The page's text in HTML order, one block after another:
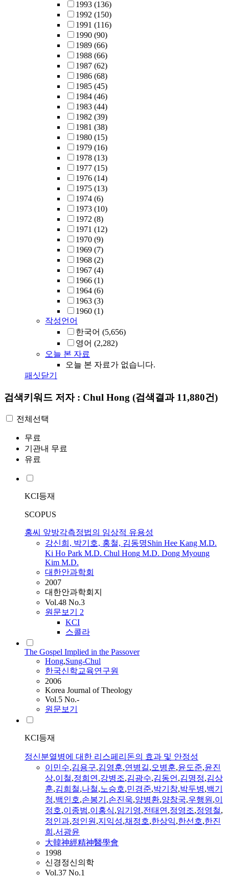
1993 (136)
1992 (150)
1991 (116)
1990 (90)
1989 (66)
1988 (66)
1987 (62)
1986 (68)
1985 (45)
1984 (46)
1983 (44)
1982 (39)
1981 (38)
1980 (15)
1979 (16)
1978 (13)
1977 (15)
1976 (14)
1975 (13)
1974 (6)
1973 (10)
1972 (8)
1971 (12)
1970 (9)
1969 (7)
1968 (2)
1967 (4)
1966 (1)
1964 (6)
1963 (3)
1960 (1)
작성언어
한국어 (5,656)
영어 (2,282)
오늘 본 자료
오늘 본 자료가 없습니다.
패싯닫기
검색키워드 저자 : Chul Hong (검색결과 11,880건)
전체선택
무료
기관내 무료
유료
KCI등재
SCOPUS
홍씨 앞방각측정법의 임상적 유용성
강신희, 박기호, 홍철, 김동명Shin Hee Kang M.D.
Ki Ho Park M.D. Chul Hong M.D. Dong Myoung
Kim M.D.
대한안과학회
2007
대한안과학회지
Vol.48 No.3
원문보기 2
KCI
스콜라
The Gospel Implied in the Passover
Hong,Sung-Chul
한국신학교육연구원
2006
Korea Journal of Theology
Vol.5 No.-
원문보기
KCI등재
정신분열병에 대한 리스페리돈의 효과 및 안정성
이민수,김용구,김영훈,연병길,오병훈,윤도준,윤진
상,이철,정희연,강병조,김광수,김동언,김명정,김상
훈,김희철,나철,노승호,민경준,박기창,박두병,백기
청,백인호,손봉기 ,손진욱,양병환,양창국,우행원,이
정호,이종범,이홍식,임기영,전태연,정영조,정영철,
정인과,정인원,지익성,채정호,한상익,한선호,한진
희 ,서광윤
大韓神經精神醫學會
1998
신경정신의학
Vol.37 No.1